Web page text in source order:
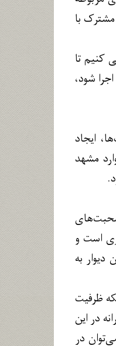
با
کنیم تا
شود،
ایجاد
شخصی وارد مشهد
صحبت‌های
است و
به
ظرفیت
در این
در